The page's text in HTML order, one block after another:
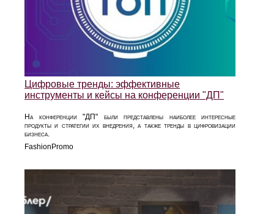
Цифровые тренды: эффективные
инструменты и кейсы на конференции "ДП"
На конференции "ДП" были представлены наиболее интересные
продукты и стратегии их внедрения, а также тренды в цифровизации
бизнеса.
FashionPromo